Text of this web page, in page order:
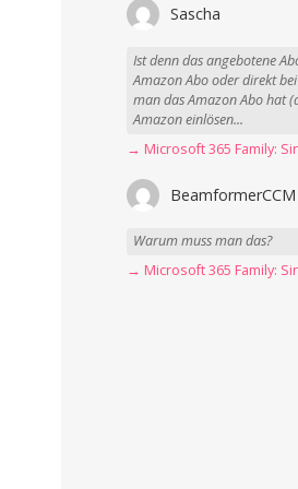
Sascha
Ist denn das angebotene
Amazon Abo oder direkt
man das Amazon Abo hat
Amazon einlösen...
BeamformerCCM
Warum muss man das?